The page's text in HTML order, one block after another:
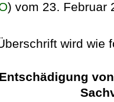
) vom 23. Februar
wird wie
Entschädigung